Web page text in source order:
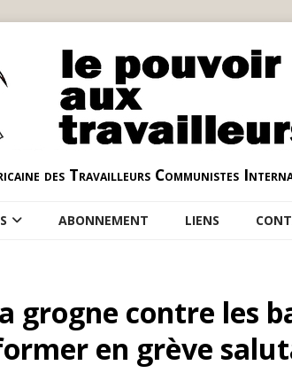
des Travailleurs Communistes
ABONNEMENT LIENS
grogne contre les
en grève